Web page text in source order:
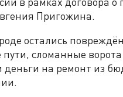
Пригожина.
остались
сломанные
на ремонт из